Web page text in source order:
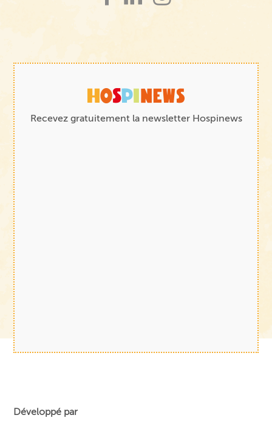
Recevez gratuitement la newsletter Hospinews
Développé par